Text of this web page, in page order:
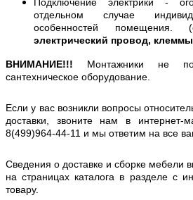
отдельном случае
особенностей помещения. (
электрический провод,
ВНИМАНИЕ!!! Монтажники не
сантехническое оборудование.
Если у вас возникли вопросы
доставки, звоните нам в интернет-
8(499)964-44-11 и мы ответим на все
Сведения о доставке и сборке мебели
на страницах каталога в разделе с
товару.